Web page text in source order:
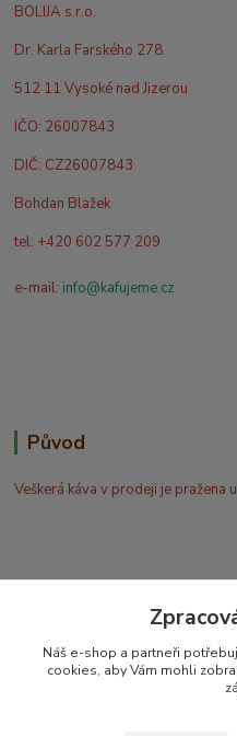
BOLIJA s.r.o.
Dr. Karla Farského 278
512 11 Vysoké nad Jizerou
IČO: 26007843
DIČ: CZ26007843
Bohdan Blažek
tel: +420 602 577 209
e-mail: info@kafujeme.cz
Původ
Veškerá káva v prodeji je pražena
+420 602 577
Náš e-shop a partneři
cookies, aby Vám mohli